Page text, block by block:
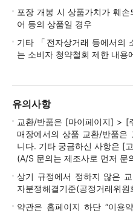
포장 개봉 시 상품가치가 훼
어 등의 상품일 경우
기타 「전자상거래 등에서의
는 소비자 청약철회 제한 내용
유의사항
교환/반품은 [마이페이지] > [
매장에서의 상품 교환/반품은
니다. 기타 궁금하신 사항은 [
(A/S 문의는 제조사로 먼저 문
상기 규정에서 정하지 않은
자분쟁해결기준(공정거래위
약관은 홈페이지 하단 “이용